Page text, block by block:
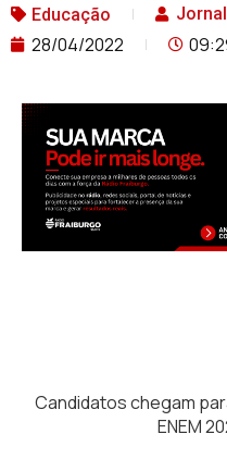
Educação
28/04/2022
Candidatos chegam
ENEM